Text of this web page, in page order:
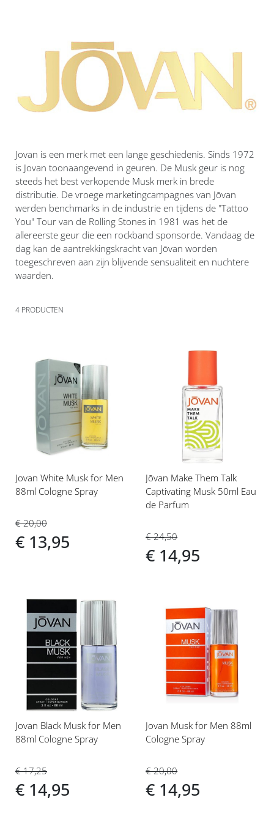
Jovan is een merk met een lange geschiedenis. Sinds 1972
is Jovan toonaangevend in geuren. De Musk geur is nog
steeds het best verkopende Musk merk in brede
distributie. De vroege marketingcampagnes van Jōvan
werden benchmarks in de industrie en tijdens de "Tattoo
You" Tour van de Rolling Stones in 1981 was het de
allereerste geur die een rockband sponsorde. Vandaag de
dag kan de aantrekkingskracht van Jōvan worden
toegeschreven aan zijn blijvende sensualiteit en nuchtere
waarden.
4 PRODUCTEN
aan
verlanglijst
Jovan White Musk for Men
88ml Cologne Spray
€ 20,00
€ 13,95
verlanglijst
Jōvan Make Them Talk
Captivating Musk 50ml Eau
de Parfum
€ 24,50
€ 14,95
Voeg
verlanglijst
Jovan Black Musk for Men
88ml Cologne Spray
€ 17,25
€ 14,95
Voeg
aan
verlanglijst
Jovan Musk for Men 88ml
Cologne Spray
€ 20,00
€ 14,95